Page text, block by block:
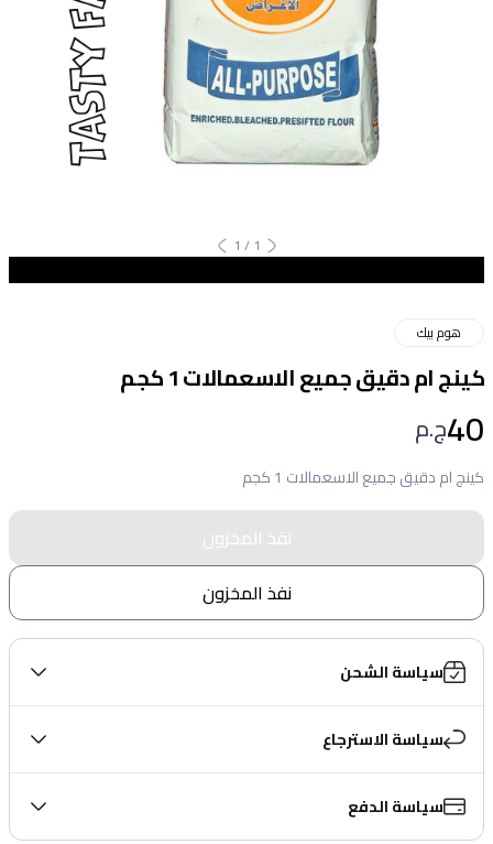
1
/
1
هوم بيك
كينج ام دقيق جميع الاسعمالات 1 كجم
40ج.م
كينج ام دقيق جميع الاسعمالات 1 كجم
نفذ المخزون
نفذ المخزون
سياسة الشحن
سياسة الاسترجاع
سياسة الدفع